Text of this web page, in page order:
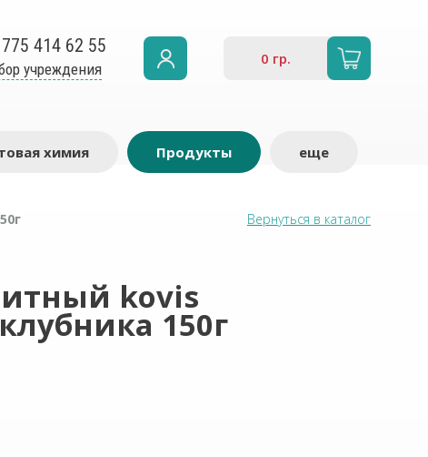
414 62 55
учреждения
0 гр.
химия Продукты еще
Вернуться в каталог
kovis
150г